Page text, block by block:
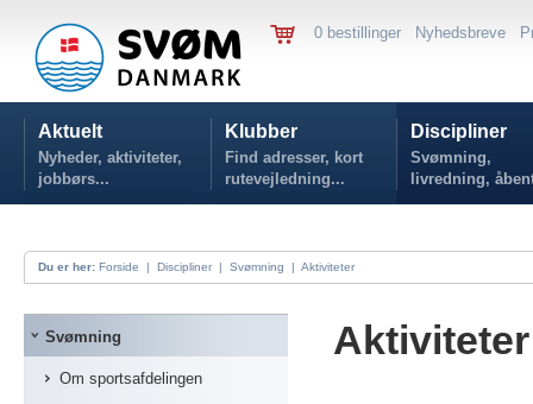
0 bestillinger Nyhedsbreve
Aktuelt
Nyheder, aktiviteter,
jobbørs...
Klubber
Find adresser, kort
rutevejledning...
Discipliner
Svømning,
livredning,
vand...
Du er her: Forside | Discipliner | Svømning | Aktiviteter
Svømning
Om sportsafdelingen
Aktiviteter